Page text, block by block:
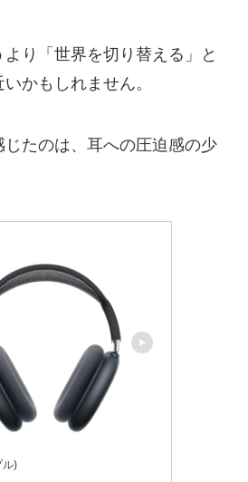
より「世界を切り替える」と
かもしれません。
たのは、耳への圧迫感の少
ル)